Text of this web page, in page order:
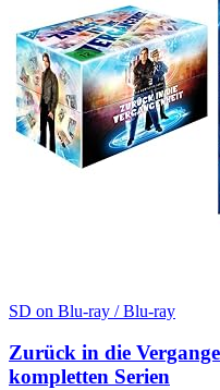
SD on Blu-ray / Blu-ray
Zurück in die
kompletten Serien